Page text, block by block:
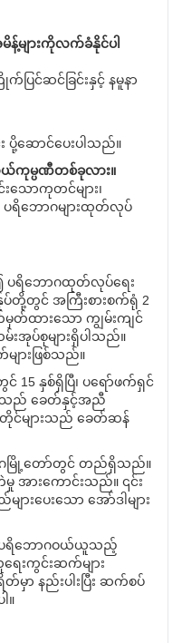
န့်များကိုလက်ခံနိုင်ပါ
င်ဆင်ခြင်းနှင့် နမူနာ
ပို့ဆောင်ပေးပါသည်။
မ္ပဏီတစ်ခုလား။
းသောကုတင်များ၊
ရိဘောဂများထုတ်လုပ်
ပရိဘောဂထုတ်လုပ်ရေး
တို့တွင် အကြီးစားစက်ရုံ 2
မှတ်ထားသော ကျွမ်းကျင်
မ်းအုပ်စုများရှိပါသည်။
ားဖြစ်သည်။
နှစ်ရှိပြီ၊ ပရော်ဖက်ရှင်
းသည် ခေတ်နှင့်အညီ
င်များသည် ခေတ်ဆန်
ာဂမြို့တော်တွင် တည်ရှိသည်။
အားကောင်းသည်။ ၎င်း
းပေးသော အော်ဒါများ
ရိဘောဂဝယ်ယူသည့်
ေးကွင်းဆက်များ
မှာ နည်းပါးပြီး ဆက်စပ်
။